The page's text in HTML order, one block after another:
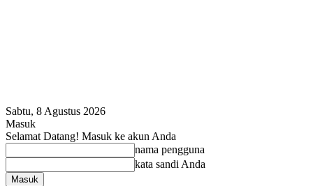
Sabtu, 8 Agustus 2026
Masuk
Selamat Datang! Masuk ke akun Anda
nama pengguna
kata sandi Anda